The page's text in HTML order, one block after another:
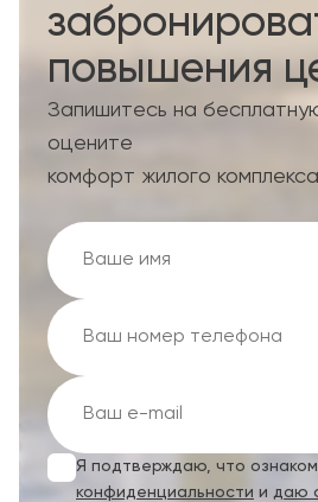
повышения
Запишитесь на
оцените
комфорт жилого
Я подтверждаю, что
конфиденциальности и даю